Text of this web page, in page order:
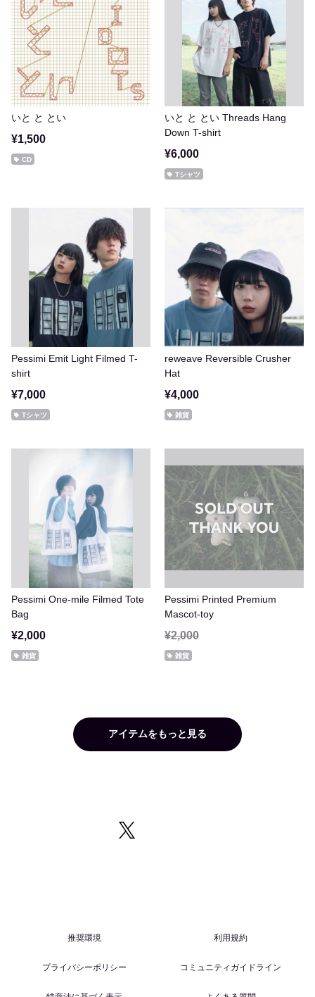
いと と とい
¥1,500
CD
いと と とい Threads Hang
Down T-shirt
¥6,000
Tシャツ
Pessimi Emit Light Filmed T-
shirt
¥7,000
Tシャツ
reweave Reversible Crusher
Hat
¥4,000
雑貨
Pessimi One-mile Filmed Tote
Bag
¥2,000
雑貨
Pessimi Printed Premium
Mascot-toy
¥2,000
雑貨
アイテムをもっと見る
推奨環境 利用規約
プライバシーポリシー コミュニティガイドライン